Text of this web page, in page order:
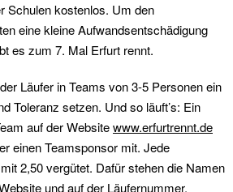
Schulen kostenlos. Um den
eine kleine Aufwandsentschädigung
es zum 7. Mal Erfurt rennt.
Läufer in Teams von 3-5 Personen ein
Toleranz setzen. Und so läuft’s: Ein
auf der Websitewww.erfurtrennt.de
einen Teamsponsor mit. Jede
2,50 vergütet. Dafür stehen die Namen
und auf der Läufernummer.